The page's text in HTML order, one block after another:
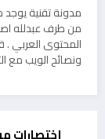
من طرف عبدلله
المحتوى العربي .
ونصائح الويب مع